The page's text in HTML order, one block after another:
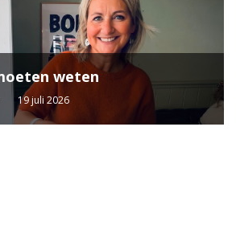
weten
19 juli 2026